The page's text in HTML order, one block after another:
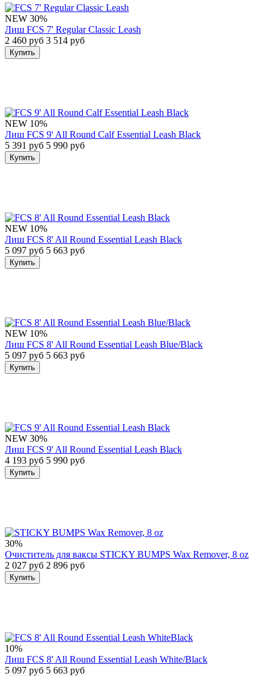
NEW 30%
Лиш FCS 7' Regular Classic Leash
2 460 руб 3 514 руб
Купить
NEW 10%
Лиш FCS 9' All Round Calf Essential Leash Black
5 391 руб 5 990 руб
Купить
NEW 10%
Лиш FCS 8' All Round Essential Leash Black
5 097 руб 5 663 руб
Купить
NEW 10%
Лиш FCS 8' All Round Essential Leash Blue/Black
5 097 руб 5 663 руб
Купить
NEW 30%
Лиш FCS 9' All Round Essential Leash Black
4 193 руб 5 990 руб
Купить
30%
Очиститель для ваксы STICKY BUMPS Wax Remover, 8 oz
2 027 руб 2 896 руб
Купить
10%
Лиш FCS 8' All Round Essential Leash White/Black
5 097 руб 5 663 руб